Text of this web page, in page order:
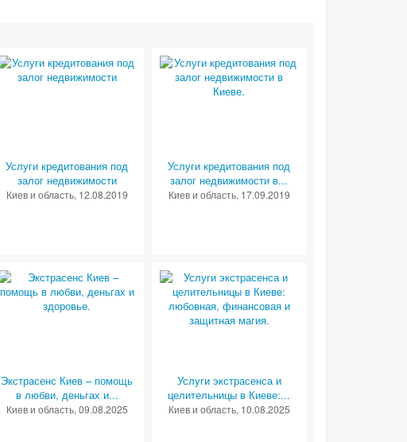
Услуги кредитования под
залог недвижимости
Киев и область, 12.08.2019
Услуги кредитования под
залог недвижимости в...
Киев и область, 17.09.2019
Экстрасенс Киев – помощь
в любви, деньгах и...
Киев и область, 09.08.2025
Услуги экстрасенса и
целительницы в Киеве:...
Киев и область, 10.08.2025